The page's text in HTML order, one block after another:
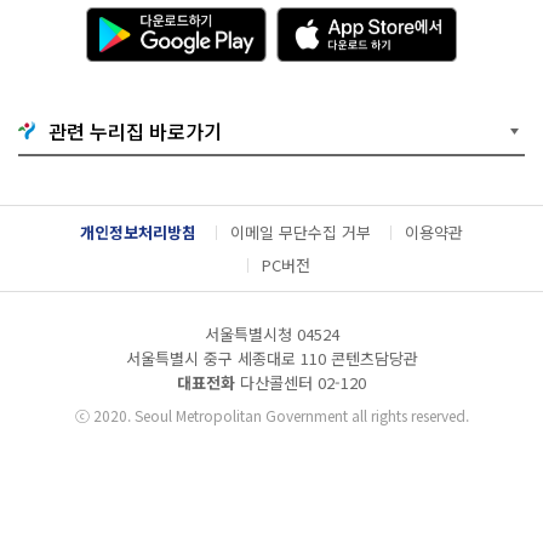
다
운
로
기
G
o
g
l
e
l
A
p
p
e
서
다
운
드
관련 누리집 바로가기
개인정보처리방침 이메일 무단수집 거부
이용약관
PC버전
서울특별시청 04524
서울특별시 중구 세종대로 110 콘텐츠담당관
대표전화 다산콜센터 02-120
ⓒ2020. Seoul Metropolitan Government all rights reserved.